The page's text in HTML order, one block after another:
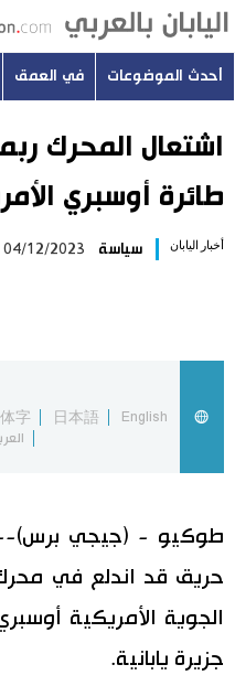
أحدث الموضوعات
اليابان في فيديو
مانغا وأنيمي
علوم وتكنولوجيا
أحدث الموضوعات في العمق
اشتعال المحرك
طائرة أوسبري
أخبار اليابان سياسة 04/12/2023
English
日本語
字
طوكيو - (جيجي برس)--
حريق قد اندلع في محرك
الجوية الأمريكية
جزيرة يابانية.